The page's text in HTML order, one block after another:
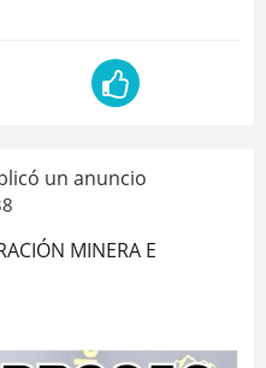
un anuncio
MINERA E